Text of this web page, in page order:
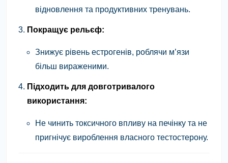
відновлення та продуктивних тренувань.
Покращує рельєф:
Знижує рівень естрогенів, роблячи м’язи
більш вираженими.
Підходить для довготривалого
використання:
Не чинить токсичного впливу на печінку та не
пригнічує вироблення власного тестостерону.